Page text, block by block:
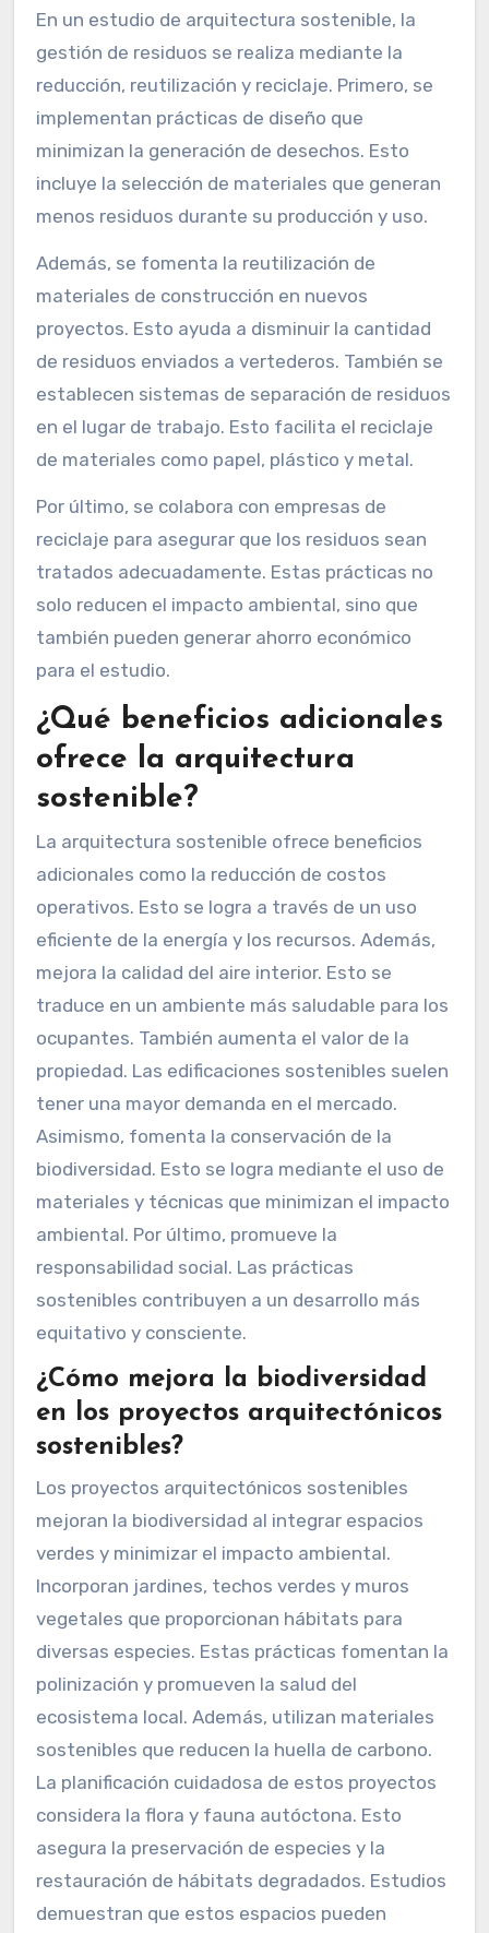
En un estudio de arquitectura sostenible, la
gestión de residuos se realiza mediante la
reducción, reutilización y reciclaje. Primero, se
implementan prácticas de diseño que
minimizan la generación de desechos. Esto
incluye la selección de materiales que generan
menos residuos durante su producción y uso.
Además, se fomenta la reutilización de
materiales de construcción en nuevos
proyectos. Esto ayuda a disminuir la cantidad
de residuos enviados a vertederos. También se
establecen sistemas de separación de residuos
en el lugar de trabajo. Esto facilita el reciclaje
de materiales como papel, plástico y metal.
Por último, se colabora con empresas de
reciclaje para asegurar que los residuos sean
tratados adecuadamente. Estas prácticas no
solo reducen el impacto ambiental, sino que
también pueden generar ahorro económico
para el estudio.
¿Qué beneficios adicionales
ofrece la arquitectura
sostenible?
La arquitectura sostenible ofrece beneficios
adicionales como la reducción de costos
operativos. Esto se logra a través de un uso
eficiente de la energía y los recursos. Además,
mejora la calidad del aire interior. Esto se
traduce en un ambiente más saludable para los
ocupantes. También aumenta el valor de la
propiedad. Las edificaciones sostenibles suelen
tener una mayor demanda en el mercado.
Asimismo, fomenta la conservación de la
biodiversidad. Esto se logra mediante el uso de
materiales y técnicas que minimizan el impacto
ambiental. Por último, promueve la
responsabilidad social. Las prácticas
sostenibles contribuyen a un desarrollo más
equitativo y consciente.
¿Cómo mejora la biodiversidad
en los proyectos arquitectónicos
sostenibles?
Los proyectos arquitectónicos sostenibles
mejoran la biodiversidad al integrar espacios
verdes y minimizar el impacto ambiental.
Incorporan jardines, techos verdes y muros
vegetales que proporcionan hábitats para
diversas especies. Estas prácticas fomentan la
polinización y promueven la salud del
ecosistema local. Además, utilizan materiales
sostenibles que reducen la huella de carbono.
La planificación cuidadosa de estos proyectos
considera la flora y fauna autóctona. Esto
asegura la preservación de especies y la
restauración de hábitats degradados. Estudios
demuestran que estos espacios pueden